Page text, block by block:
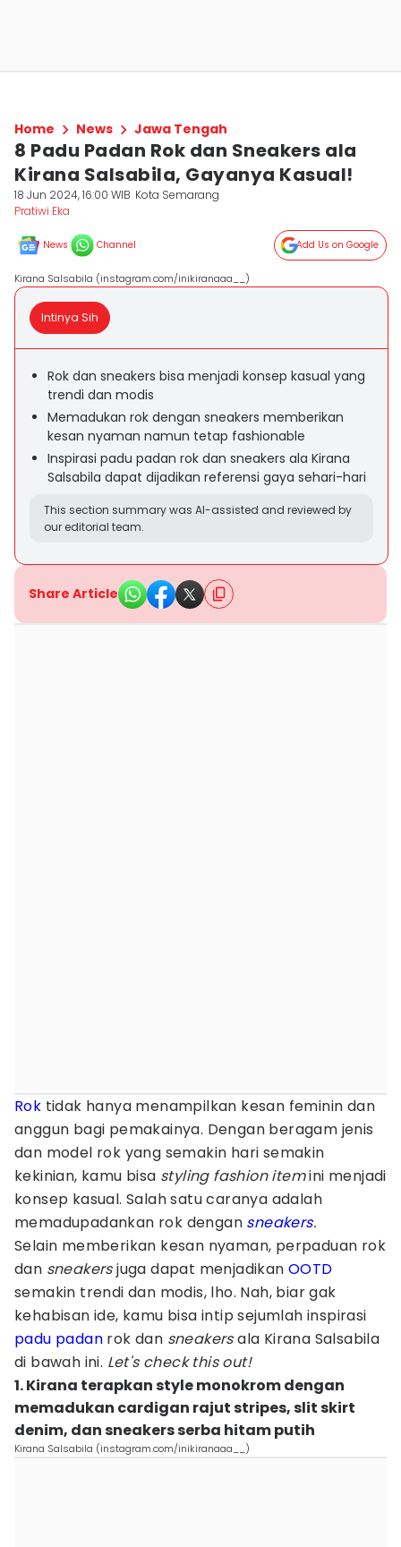
Home News Jawa Tengah
8 Padu Padan Rok dan Sneakers ala
Kirana Salsabila, Gayanya Kasual!
18 Jun 2024, 16:00 WIB Kota Semarang
Pratiwi Eka
News Channel Add Us on Google
Kirana Salsabila (instagram.com/inikiranaaa__)
Intinya Sih
Rok dan sneakers bisa menjadi konsep kasual yang
trendi dan modis
Memadukan rok dengan sneakers memberikan
kesan nyaman namun tetap fashionable
Inspirasi padu padan rok dan sneakers ala Kirana
Salsabila dapat dijadikan referensi gaya sehari-hari
This section summary was AI-assisted and reviewed by
our editorial team.
Share Article
Rok tidak hanya menampilkan kesan feminin dan
anggun bagi pemakainya. Dengan beragam jenis
dan model rok yang semakin hari semakin
kekinian, kamu bisa styling fashion itemini menjadi
konsep kasual. Salah satu caranya adalah
memadupadankan rok dengan sneakers.
Selain memberikan kesan nyaman, perpaduan rok
dan sneakersjuga dapat menjadikanOOTD
semakin trendi dan modis, lho. Nah, biar gak
kehabisan ide, kamu bisa intip sejumlah inspirasi
padu padan rok dan sneakersala Kirana Salsabila
di bawah ini. Let's check this out!
1. Kirana terapkan style monokrom dengan
memadukan cardigan rajut stripes, slit skirt
denim, dan sneakers serba hitam putih
Kirana Salsabila (instagram.com/inikiranaaa__)